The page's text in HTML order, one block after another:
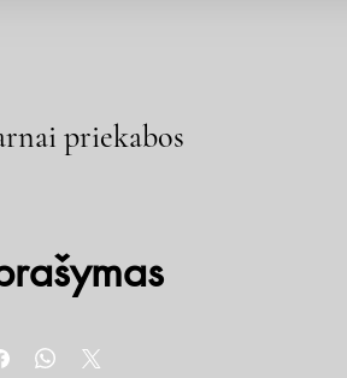
priekabos
07 R14 750x390x220 met.